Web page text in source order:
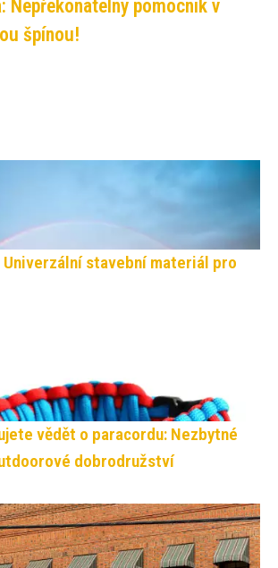
Nepřekonatelný pomocník v
špínou!
Univerzální stavební materiál pro
vědět o paracordu: Nezbytné
dobrodružství